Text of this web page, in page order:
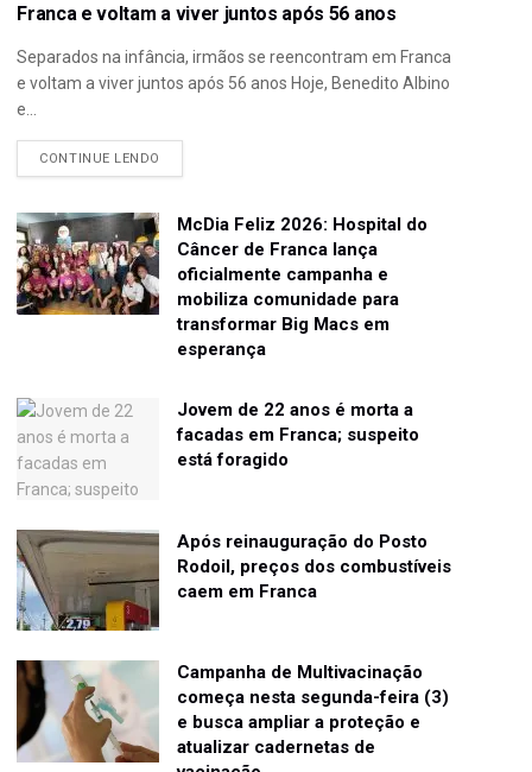
Franca e voltam a viver juntos após 56 anos
Separados na infância, irmãos se reencontram em Franca
e voltam a viver juntos após 56 anos Hoje, Benedito Albino
e...
CONTINUE LENDO
McDia Feliz 2026: Hospital do
Câncer de Franca lança
oficialmente campanha e
mobiliza comunidade para
transformar Big Macs em
esperança
Jovem de 22 anos é morta a
facadas em Franca; suspeito
está foragido
Após reinauguração do Posto
Rodoil, preços dos combustíveis
caem em Franca
Campanha de Multivacinação
começa nesta segunda-feira (3)
e busca ampliar a proteção e
atualizar cadernetas de